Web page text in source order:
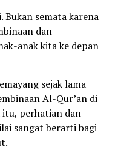
semata karena
dan
anak kita ke depan
sejak lama
Al-Qur’an di
itu, perhatian dan
sangat berarti bagi